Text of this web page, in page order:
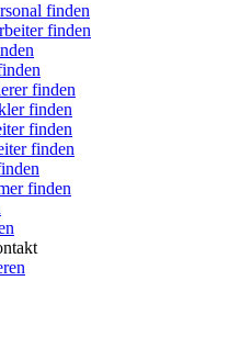
finden
finden
finden
finden
finden
finden
finden